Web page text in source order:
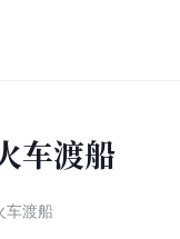
车渡船
车渡船